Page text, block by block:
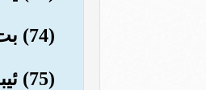
(74) بت په‌رستان وتیان: (ئێمه ئه‌وه نازانین) باو باپیرانمان بینیوه ئاوایان کردووه (ئێمه‌ش وا ده‌که‌ین)...
(75) ئیبراهیم وتی: باشه ئاخر ئێوه نابینن چی ده‌په‌رستن (که‌ی ئه‌و شتانه شایسته‌ی په‌رستنن)...